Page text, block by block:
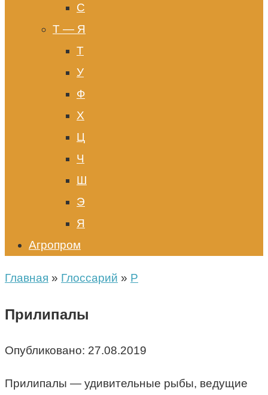
С
Т — Я
Т
У
Ф
Х
Ц
Ч
Ш
Э
Я
Агропром
Главная » Глоссарий » Р
Прилипалы
Опубликовано: 27.08.2019
Прилипалы — удивительные рыбы, ведущие